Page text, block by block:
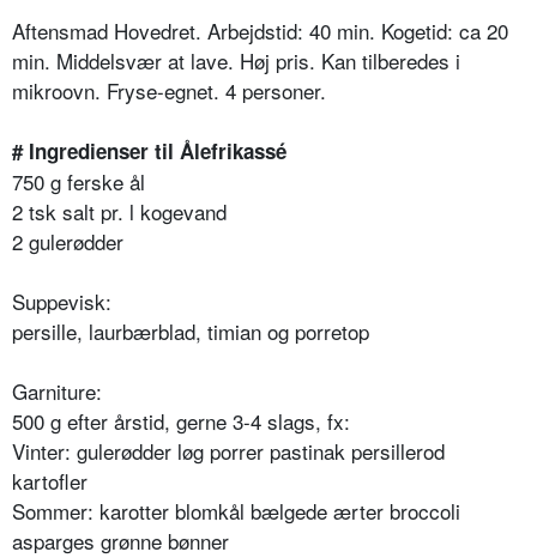
Aftensmad Hovedret. Arbejdstid: 40 min. Kogetid: ca 20
min. Middelsvær at lave. Høj pris. Kan tilberedes i
mikroovn. Fryse-egnet. 4 personer.
# Ingredienser til Ålefrikassé
750 g ferske ål
2 tsk salt pr. l kogevand
2 gulerødder
Suppevisk:
persille, laurbærblad, timian og porretop
Garniture:
500 g efter årstid, gerne 3-4 slags, fx:
Vinter: gulerødder løg porrer pastinak persillerod
kartofler
Sommer: karotter blomkål bælgede ærter broccoli
asparges grønne bønner